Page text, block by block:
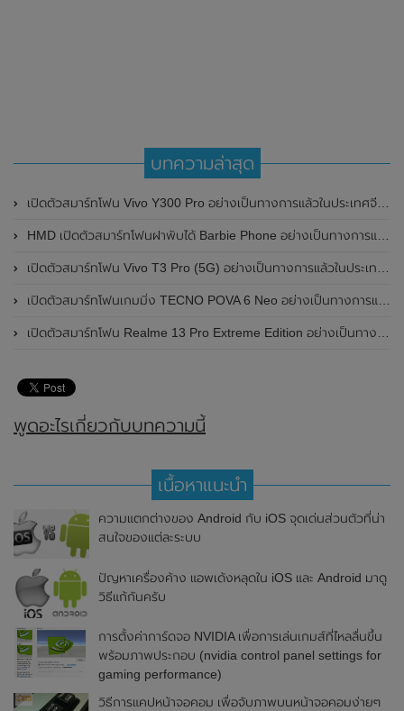
บทความล่าสุด
เปิดตัวสมาร์ทโฟน Vivo Y300 Pro อย่างเป็นทางการแล้วในประเทศจีน มาพร้อมดีไซน์พรีเมี่ยม ทนทาน และแบตเตอรี่สุดอึดขนาดใหญ่ 6,500mAh พร้อมรองรับการชาร์จไว 80W
HMD เปิดตัวสมาร์ทโฟนฝาพับได้ Barbie Phone อย่างเป็นทางการแล้ว มาพร้อมธีมสีชมพูสดใส
เปิดตัวสมาร์ทโฟน Vivo T3 Pro (5G) อย่างเป็นทางการแล้วในประเทศอินเดีย
เปิดตัวสมาร์ทโฟนเกมมิ่ง TECNO POVA 6 Neo อย่างเป็นทางการแล้วในประเทศไทย ในราคา 8,499 บาท
เปิดตัวสมาร์ทโฟน Realme 13 Pro Extreme Edition อย่างเป็นทางการแล้วในประเทศจีน
พูดอะไรเกี่ยวกับบทความนี้
เนื้อหาแนะนำ
ความแตกต่างของ Android กับ iOS จุดเด่นส่วนตัวที่น่า
สนใจของแต่ละระบบ
ปัญหาเครื่องค้าง แอพเด้งหลุดใน iOS และ Android มาดู
วิธีแก้กันครับ
การตั้งค่าการ์ดจอ NVIDIA เพื่อการเล่นเกมส์ที่ไหลลื่นขึ้น
พร้อมภาพประกอบ (nvidia control panel settings for
gaming performance)
วิธีการแคปหน้าจอคอม เพื่อจับภาพบนหน้าจอคอมง่ายๆ